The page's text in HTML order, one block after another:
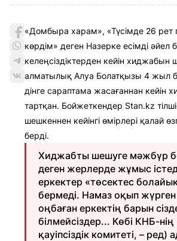
«Домбыра харам», «Түсімде 26 рет
көрдім» деген Назерке есімді әйел
келеңсіздіктерден кейін хиджабын
алматылық Алуа Болатқызы 4 жыл
дінге сараптама жасағаннан кейін
тартқан. Бойжеткендер Stan.kz
шешкеннен кейінгі өмірлері қалай
берді.
Хиджабты шешуге мәжбүр
деген жерлерде жұмыс
еркектер «төсектес
бермеді. Намаз оқып
оңбаған еркектің барын
білмейсіздер... Көбі КНБ-
қауіпсіздік комитеті, –